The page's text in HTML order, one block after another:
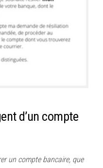
d’un compte
un compte bancaire, que